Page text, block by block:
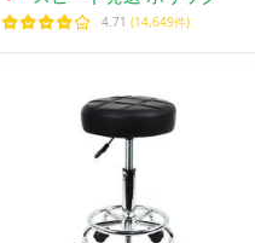
4.71 (14,649件)